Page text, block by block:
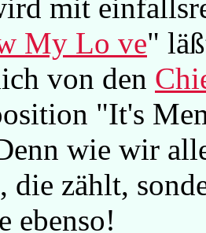
mit
My Lo ve"
von den
"It's
wie wir
die zählt,
ebenso!